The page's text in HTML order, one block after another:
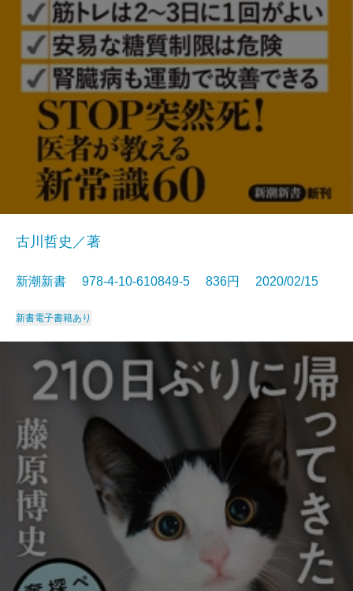
古川哲史／著
新潮新書 978-4-10-610849-5 836円 2020/02/15
新書電子書籍あり